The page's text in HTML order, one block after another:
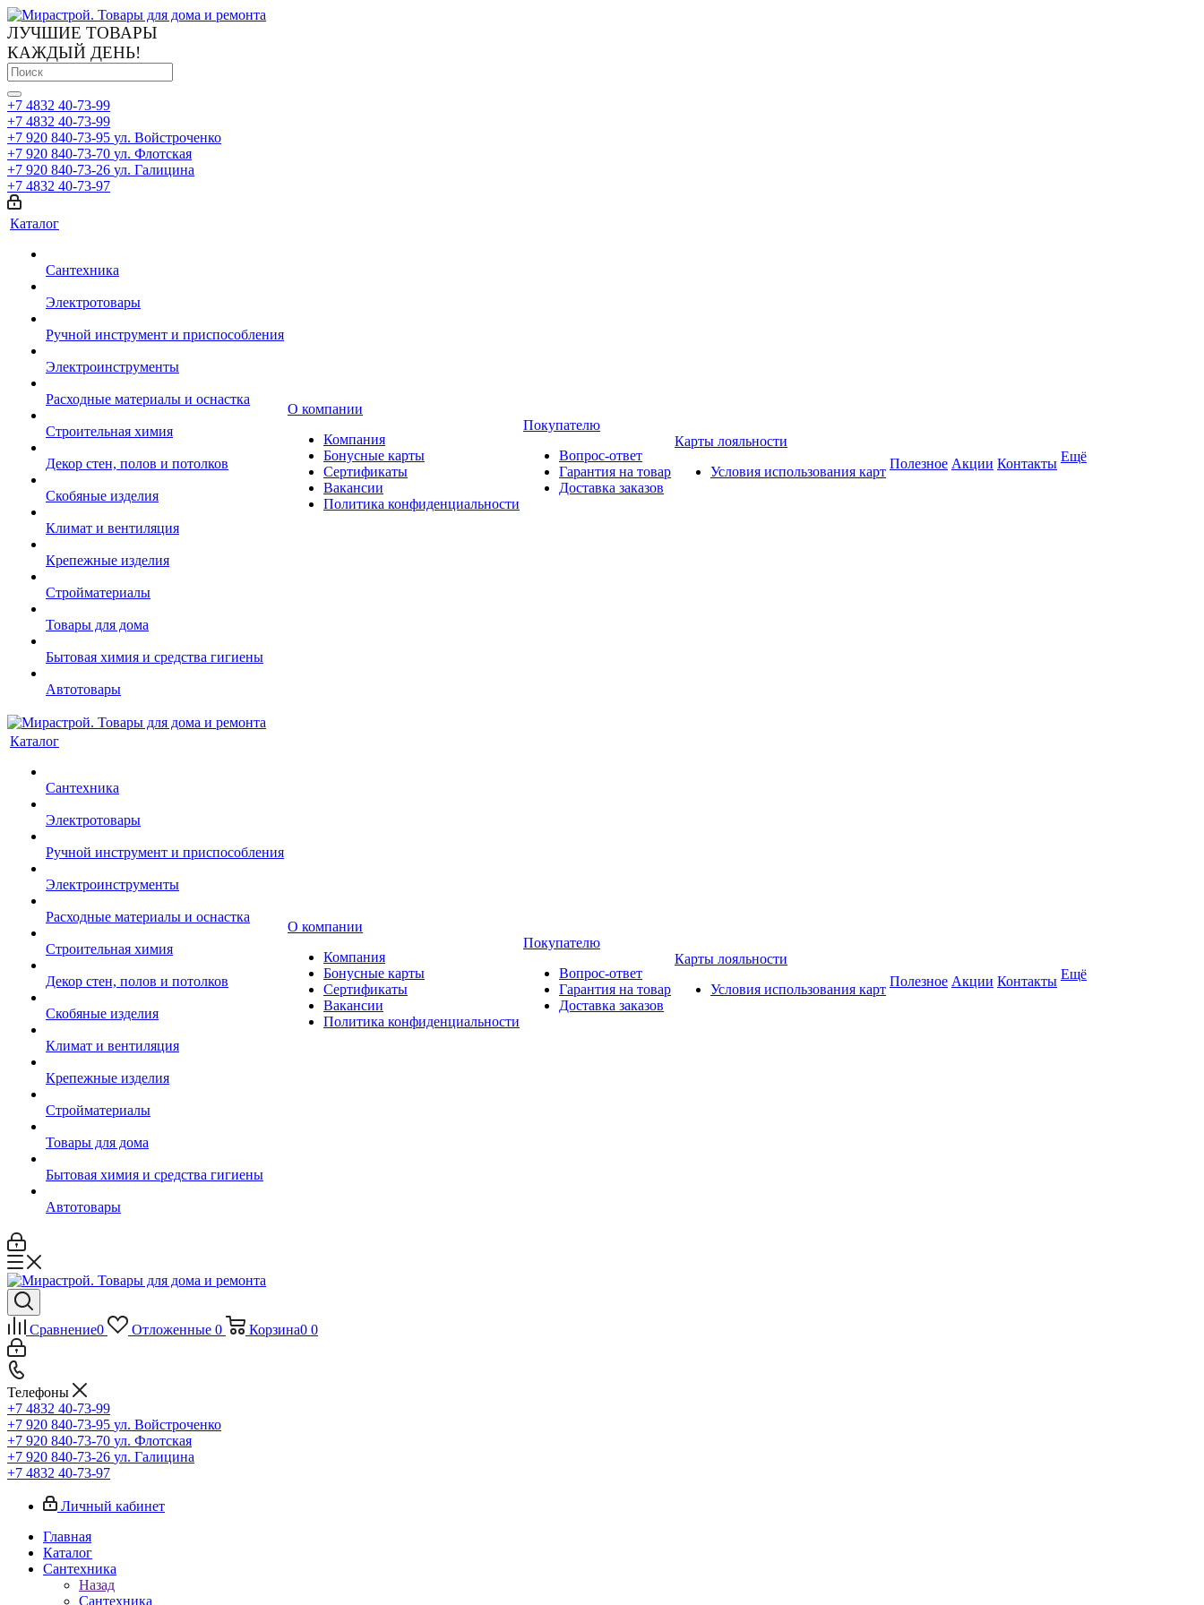
ЛУЧШИЕ ТОВАРЫ
КАЖДЫЙ ДЕНЬ!
+7 4832 40-73-99
+7 4832 40-73-99
+7 920 840-73-95 ул. Войстроченко
+7 920 840-73-70 ул. Флотская
+7 920 840-73-26 ул. Галицина
+7 4832 40-73-97
Каталог
Сантехника
Электротовары
Ручной инструмент и приспособления
Электроинструменты
Расходные материалы и оснастка
Строительная химия
Декор стен, полов и потолков
Скобяные изделия
Климат и вентиляция
Крепежные изделия
Стройматериалы
Товары для дома
Бытовая химия и средства гигиены
Автотовары
О компании
Компания
Бонусные карты
Сертификаты
Вакансии
Политика конфиденциальности
Покупателю
Вопрос-ответ
Гарантия на товар
Доставка заказов
Карты лояльности
Условия использования карт
Полезное Акции Контакты Ещё
Каталог
Сантехника
Электротовары
Ручной инструмент и приспособления
Электроинструменты
Расходные материалы и оснастка
Строительная химия
Декор стен, полов и потолков
Скобяные изделия
Климат и вентиляция
Крепежные изделия
Стройматериалы
Товары для дома
Бытовая химия и средства гигиены
Автотовары
О компании
Компания
Бонусные карты
Сертификаты
Вакансии
Политика конфиденциальности
Покупателю
Вопрос-ответ
Гарантия на товар
Доставка заказов
Карты лояльности
Условия использования карт
Полезное Акции Контакты Ещё
Сравнение0 Отложенные 0 Корзина0 0
Телефоны
+7 4832 40-73-99
+7 920 840-73-95 ул. Войстроченко
+7 920 840-73-70 ул. Флотская
+7 920 840-73-26 ул. Галицина
+7 4832 40-73-97
Личный кабинет
Главная
Каталог
Сантехника
Назад
Сантехника